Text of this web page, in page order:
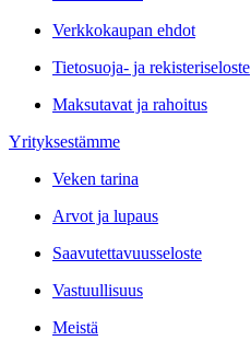
Verkkokaupan ehdot
Tietosuoja- ja rekisteriseloste
Maksutavat ja rahoitus
Yrityksestämme
Veken tarina
Arvot ja lupaus
Saavutettavuusseloste
Vastuullisuus
Meistä